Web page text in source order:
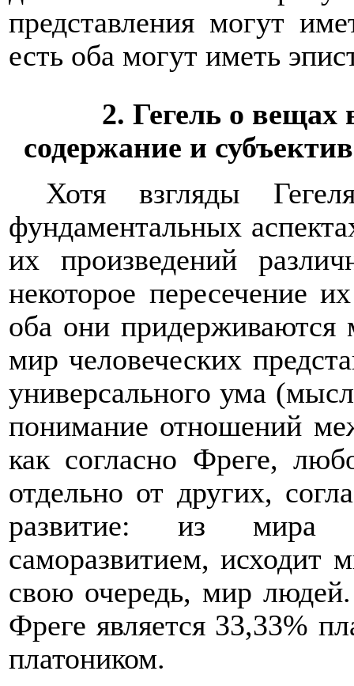
представлениямогут
есть оба могут иметь
2. Гегель о
содержание и
Хотя взгляды
фундаментальных
их произведений
некоторое пересечение
оба они
мир человеческих
универсального ума
понимание отношений
как согласно Фреге,
отдельно от других,
развитие: из мира
саморазвитием, исходит
свою очередь, мир
Фреге является 33,33%
платоником.